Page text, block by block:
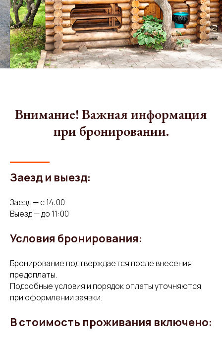
Внимание! Важная информация
при бронировании.
Заезд и выезд:
Заезд — с 14:00
Выезд — до 11:00
Условия бронирования:
Бронирование подтверждается после внесения
предоплаты.
Подробные условия и порядок оплаты уточняются
при оформлении заявки.
В стоимость проживания включено: